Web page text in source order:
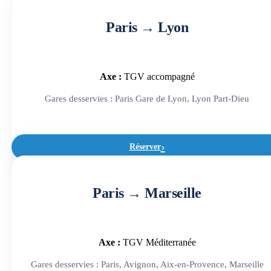
Paris → Lyon
Axe : TGV accompagné
Gares desservies : Paris Gare de Lyon, Lyon Part-Dieu
Réserver
Paris → Marseille
Axe : TGV Méditerranée
Gares desservies : Paris, Avignon, Aix-en-Provence, Marseille